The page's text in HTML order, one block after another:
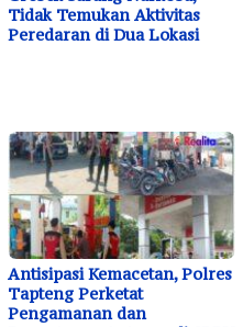
Tidak Temukan Aktivitas
Peredaran di Dua Lokasi
Antisipasi Kemacetan, Polres
Tapteng Perketat
Pengamanan dan